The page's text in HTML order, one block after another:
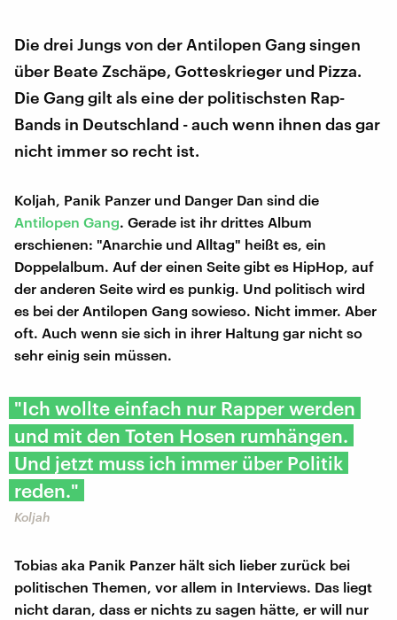
Die drei Jungs von der Antilopen Gang singen
über Beate Zschäpe, Gotteskrieger und Pizza.
Die Gang gilt als eine der politischsten Rap-
Bands in Deutschland - auch wenn ihnen das gar
nicht immer so recht ist.
Koljah, Panik Panzer und Danger Dan sind die
Antilopen Gang. Gerade ist ihr drittes Album
erschienen: "Anarchie und Alltag" heißt es, ein
Doppelalbum. Auf der einen Seite gibt es HipHop, auf
der anderen Seite wird es punkig. Und politisch wird
es bei der Antilopen Gang sowieso. Nicht immer. Aber
oft. Auch wenn sie sich in ihrer Haltung gar nicht so
sehr einig sein müssen.
"Ich wollte einfach nur Rapper werden
und mit den Toten Hosen rumhängen.
Und jetzt muss ich immer über Politik
reden."
Koljah
Tobias aka Panik Panzer hält sich lieber zurück bei
politischen Themen, vor allem in Interviews. Das liegt
nicht daran, dass er nichts zu sagen hätte, er will nur